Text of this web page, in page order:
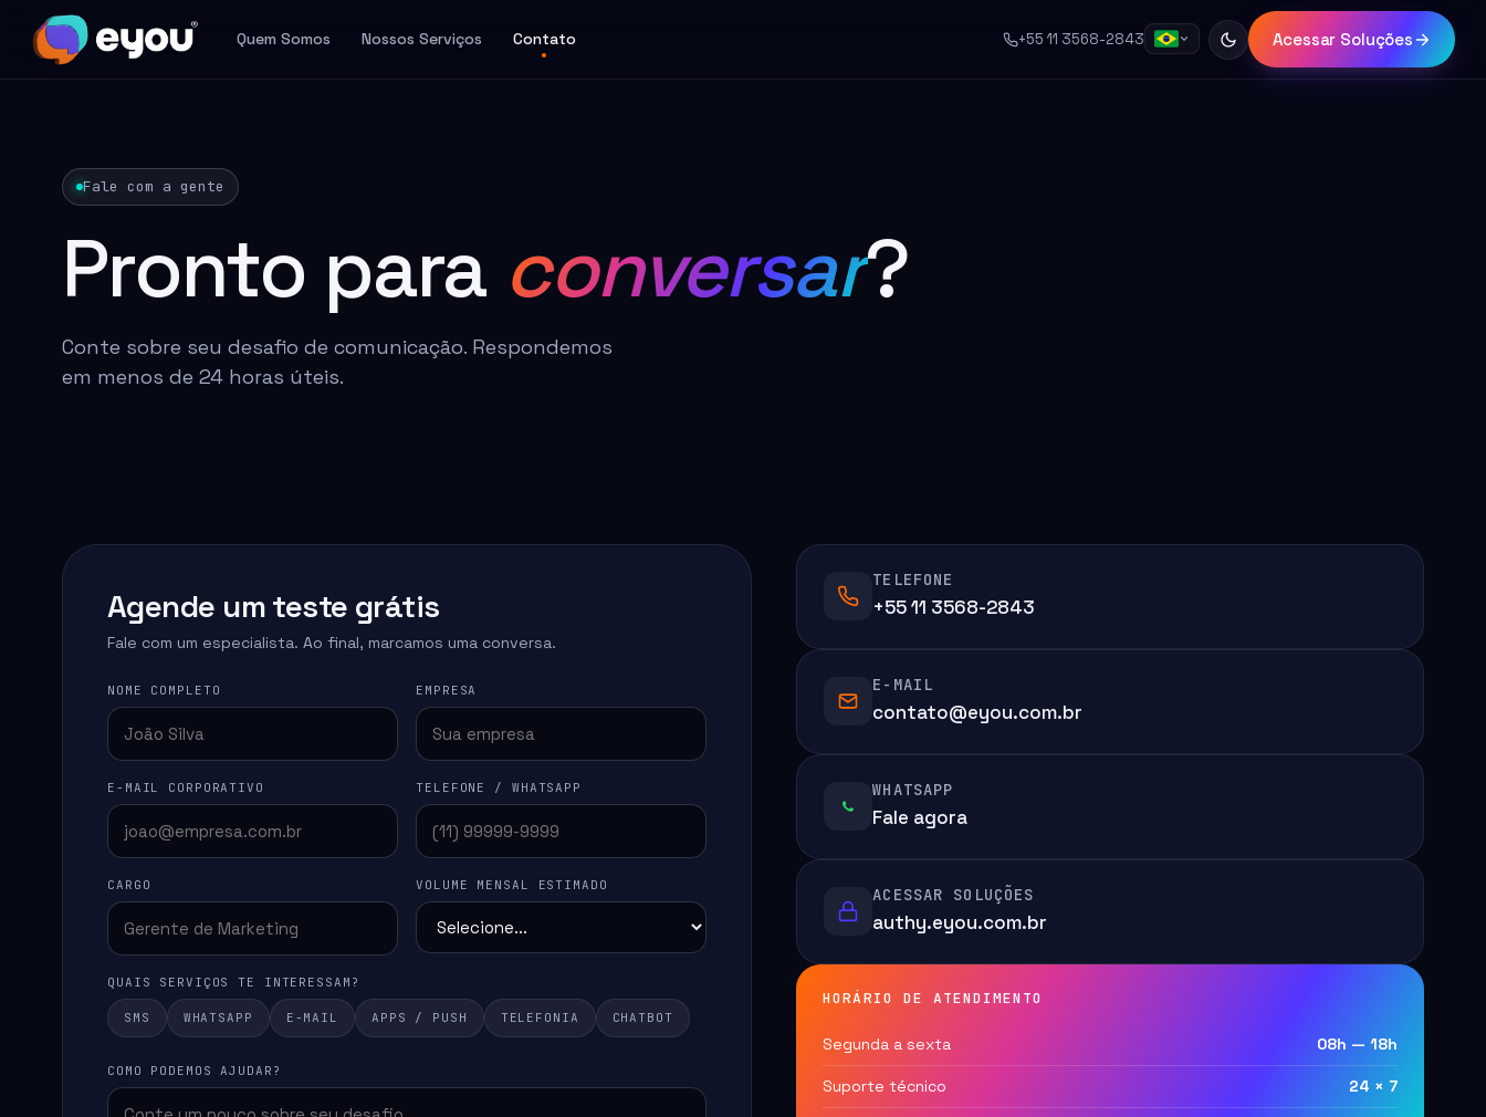
Quem Somos Nossos Serviços Contato +55 11 3568-2843 Acessar Soluções
Fale com a gente
Pronto para conversar?
Conte sobre seu desafio de comunicação. Respondemos
em menos de 24 horas úteis.
Agende um teste grátis
Fale com um especialista. Ao final, marcamos uma conversa.
NOME COMPLETO EMPRESA
E-MAIL CORPORATIVO TELEFONE / WHATSAPP
CARGO VOLUME MENSAL ESTIMADO
QUAIS SERVIÇOS TE INTERESSAM?
SMS WHATSAPP E-MAIL APPS / PUSH TELEFONIA CHATBOT
COMO PODEMOS AJUDAR?
TELEFONE
+55 11 3568-2843
E-MAIL
contato@eyou.com.br
WHATSAPP
Fale agora
ACESSAR SOLUÇÕES
authy.eyou.com.br
HORÁRIO DE ATENDIMENTO
Segunda a sexta 08h — 18h
Suporte técnico 24 × 7